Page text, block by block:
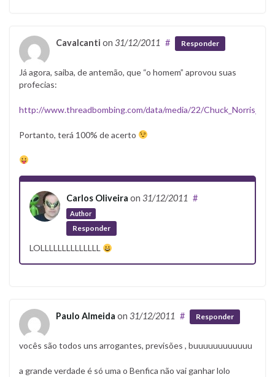
Cavalcanti on 31/12/2011 # Responder
Já agora, saiba, de antemão, que “o homem” aprovou suas
profecias:
http://www.threadbombing.com/data/media/22/
Portanto, terá 100% de acerto
Carlos Oliveira on 31/12/2011
Author
#
Responder
LOLLLLLLLLLLLLLL
Paulo Almeida on 31/12/2011 # Responder
vocês são todos uns arrogantes, previsões , buuuuuuuuuuuu
a grande verdade é só uma o Benfica não vai ganhar lolo